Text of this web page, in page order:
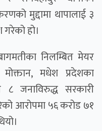
मुद्दामा थापालाई ३
हो।
निलम्बित मेयर
मधेश प्रदेशका
८ जनाविरुद्ध सरकारी
आरोपमा ५६ करोड ७१